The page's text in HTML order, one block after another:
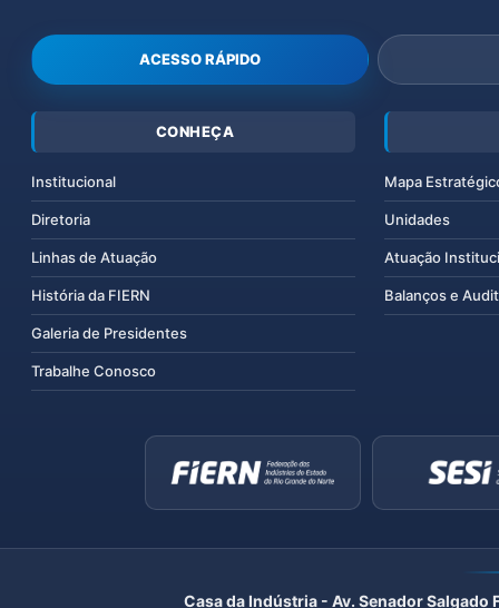
ACESSO RÁPIDO
CONHEÇA
Institucional
Diretoria
Linhas de Atuação
História da FIERN
Galeria de Presidentes
Trabalhe Conosco
Mapa
Unidades
Atuação
Balanços e
Casa da Indústria - Av. Senador